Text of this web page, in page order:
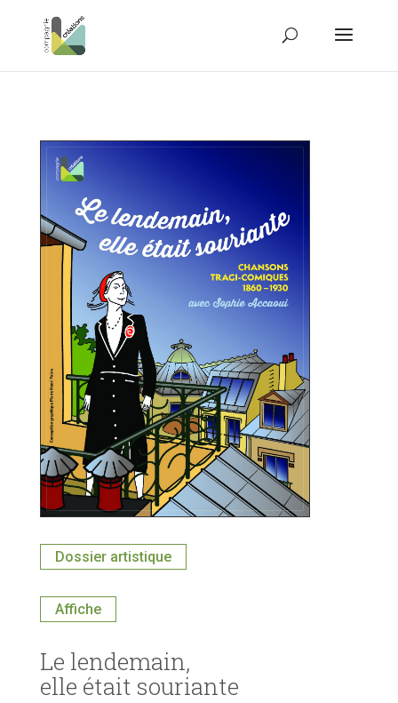
Dossier artistique
Affiche
Le lendemain,
elle était souriante